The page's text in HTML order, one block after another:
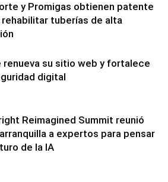
y Promigas obtienen patente
rehabilitar tuberías de alta
renueva su sitio web y fortalece
digital
Reimagined Summit reunió
a expertos para pensar
de la IA